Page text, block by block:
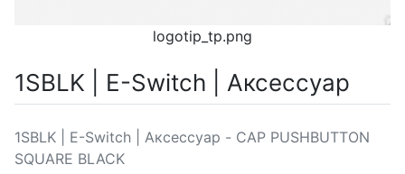
logotip_tp.png
1SBLK | E-Switch | Аксессуар
1SBLK | E-Switch | Аксессуар - CAP PUSHBUTTON
SQUARE BLACK